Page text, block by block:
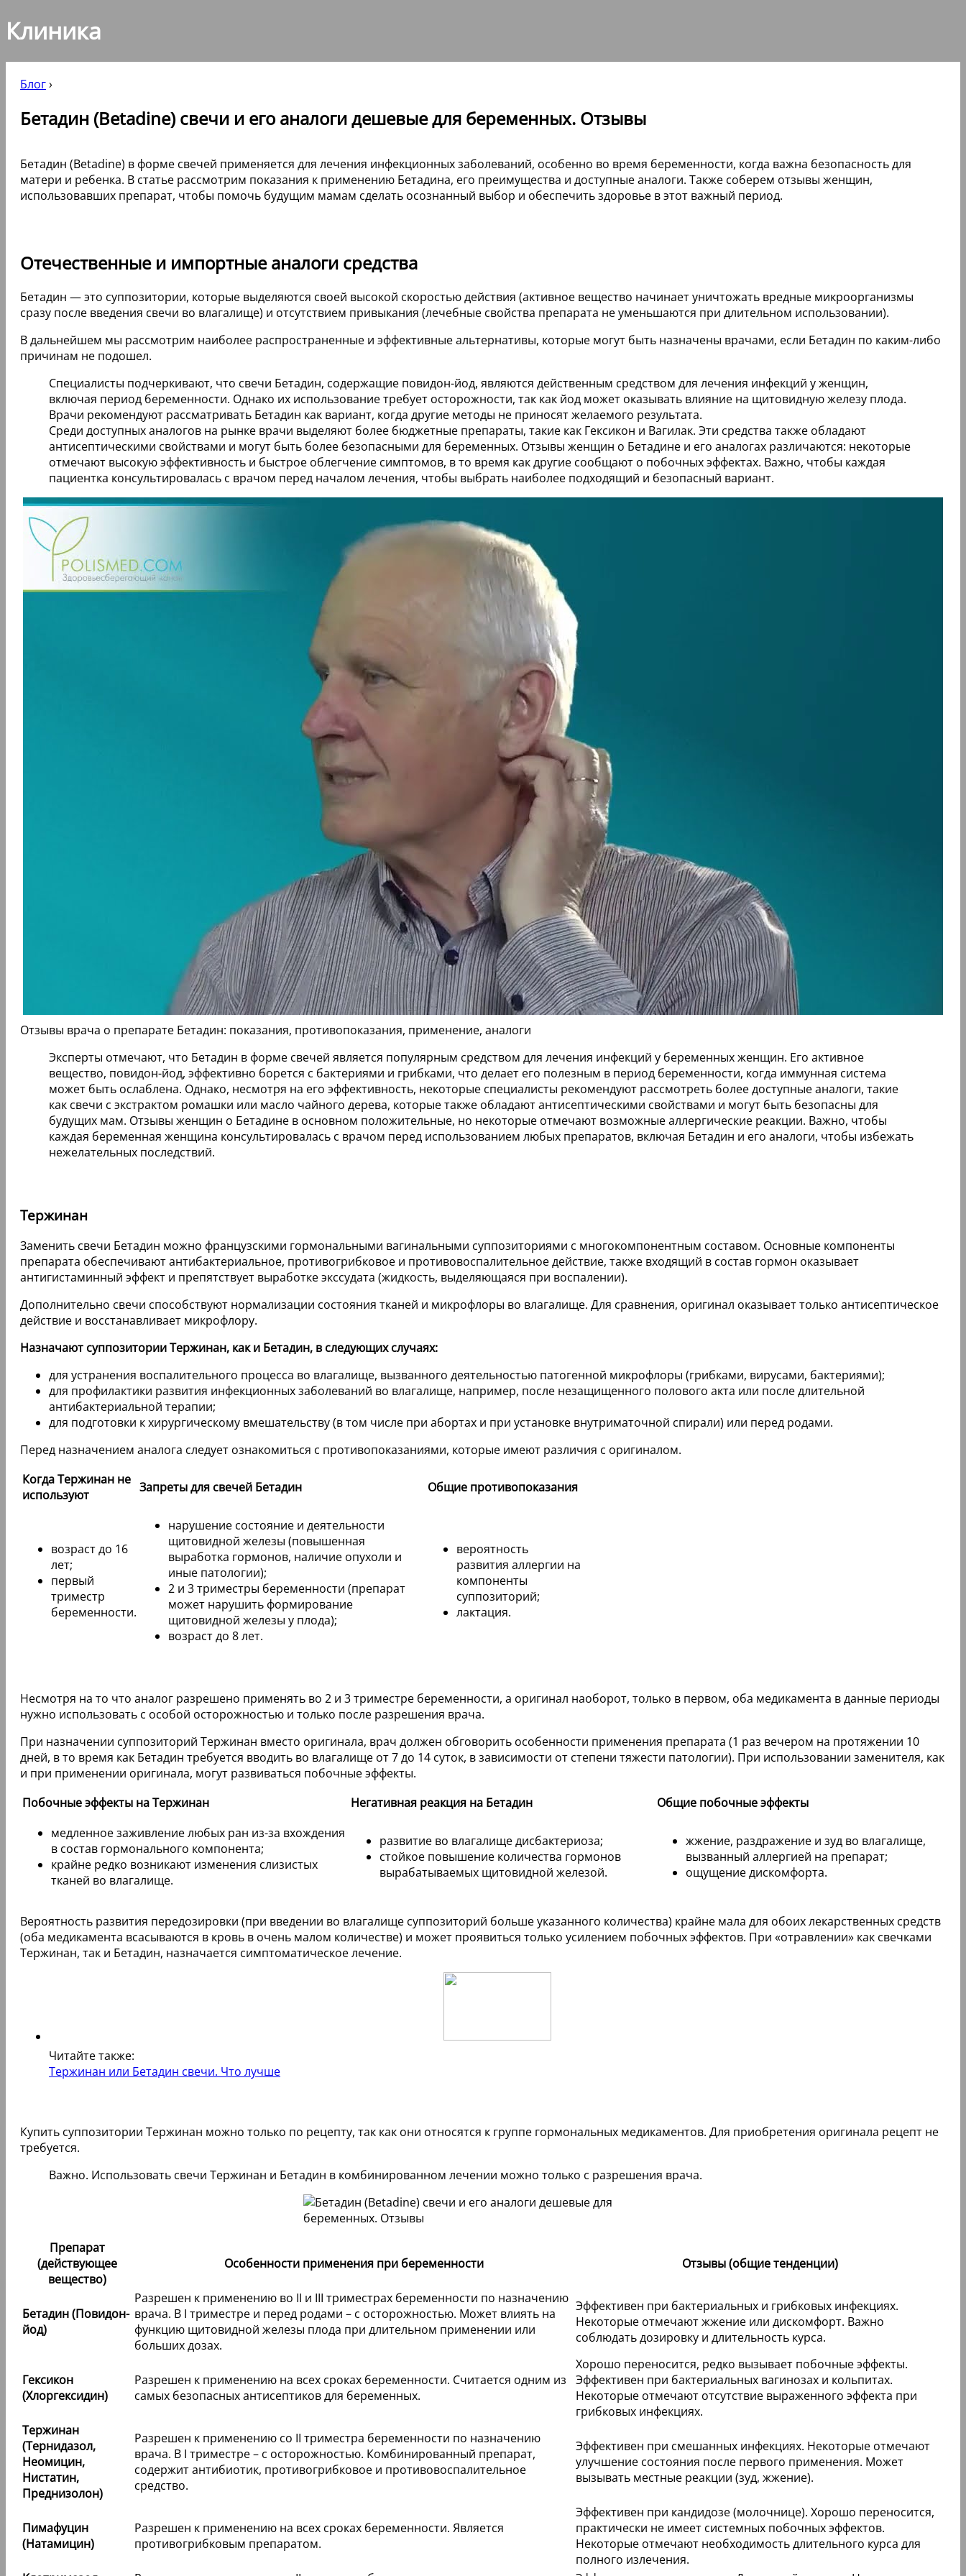
Клиника
Блог›
Бетадин (Betadine) свечи и его аналоги дешевые для беременных. Отзывы
Бетадин (Betadine) в форме свечей применяется для лечения инфекционных заболеваний, особенно во время беременности, когда важна безопасность для
матери и ребенка. В статье рассмотрим показания к применению Бетадина, его преимущества и доступные аналоги. Также соберем отзывы женщин,
использовавших препарат, чтобы помочь будущим мамам сделать осознанный выбор и обеспечить здоровье в этот важный период.
Отечественные и импортные аналоги средства
Бетадин — это суппозитории, которые выделяются своей высокой скоростью действия (активное вещество начинает уничтожать вредные микроорганизмы
сразу после введения свечи во влагалище) и отсутствием привыкания (лечебные свойства препарата не уменьшаются при длительном использовании).
В дальнейшем мы рассмотрим наиболее распространенные и эффективные альтернативы, которые могут быть назначены врачами, если Бетадин по каким-либо
причинам не подошел.
Специалисты подчеркивают, что свечи Бетадин, содержащие повидон-йод, являются действенным средством для лечения инфекций у женщин,
включая период беременности. Однако их использование требует осторожности, так как йод может оказывать влияние на щитовидную железу плода.
Врачи рекомендуют рассматривать Бетадин как вариант, когда другие методы не приносят желаемого результата.
Среди доступных аналогов на рынке врачи выделяют более бюджетные препараты, такие как Гексикон и Вагилак. Эти средства также обладают
антисептическими свойствами и могут быть более безопасными для беременных. Отзывы женщин о Бетадине и его аналогах различаются: некоторые
отмечают высокую эффективность и быстрое облегчение симптомов, в то время как другие сообщают о побочных эффектах. Важно, чтобы каждая
пациентка консультировалась с врачом перед началом лечения, чтобы выбрать наиболее подходящий и безопасный вариант.
Отзывы врача о препарате Бетадин: показания, противопоказания, применение, аналоги
Эксперты отмечают, что Бетадин в форме свечей является популярным средством для лечения инфекций у беременных женщин. Его активное
вещество, повидон-йод, эффективно борется с бактериями и грибками, что делает его полезным в период беременности, когда иммунная система
может быть ослаблена. Однако, несмотря на его эффективность, некоторые специалисты рекомендуют рассмотреть более доступные аналоги, такие
как свечи с экстрактом ромашки или масло чайного дерева, которые также обладают антисептическими свойствами и могут быть безопасны для
будущих мам. Отзывы женщин о Бетадине в основном положительные, но некоторые отмечают возможные аллергические реакции. Важно, чтобы
каждая беременная женщина консультировалась с врачом перед использованием любых препаратов, включая Бетадин и его аналоги, чтобы избежать
нежелательных последствий.
Тержинан
Заменить свечи Бетадин можно французскими гормональными вагинальными суппозиториями с многокомпонентным составом. Основные компоненты
препарата обеспечивают антибактериальное, противогрибковое и противовоспалительное действие, также входящий в состав гормон оказывает
антигистаминный эффект и препятствует выработке экссудата (жидкость, выделяющаяся при воспалении).
Дополнительно свечи способствуют нормализации состояния тканей и микрофлоры во влагалище. Для сравнения, оригинал оказывает только антисептическое
действие и восстанавливает микрофлору.
Назначают суппозитории Тержинан, как и Бетадин, в следующих случаях:
для устранения воспалительного процесса во влагалище, вызванного деятельностью патогенной микрофлоры (грибками, вирусами, бактериями);
для профилактики развития инфекционных заболеваний во влагалище, например, после незащищенного полового акта или после длительной
антибактериальной терапии;
для подготовки к хирургическому вмешательству (в том числе при абортах и при установке внутриматочной спирали) или перед родами.
Перед назначением аналога следует ознакомиться с противопоказаниями, которые имеют различия с оригиналом.
Когда Тержинан не
используют
Запреты для свечей Бетадин Общие противопоказания
возраст до 16
лет;
первый
триместр
беременности.
нарушение состояние и деятельности
щитовидной железы (повышенная
выработка гормонов, наличие опухоли и
иные патологии);
2 и 3 триместры беременности (препарат
может нарушить формирование
щитовидной железы у плода);
возраст до 8 лет.
вероятность
развития аллергии на
компоненты
суппозиторий;
лактация.
Несмотря на то что аналог разрешено применять во 2 и 3 триместре беременности, а оригинал наоборот, только в первом, оба медикамента в данные периоды
нужно использовать с особой осторожностью и только после разрешения врача.
При назначении суппозиторий Тержинан вместо оригинала, врач должен обговорить особенности применения препарата (1 раз вечером на протяжении 10
дней, в то время как Бетадин требуется вводить во влагалище от 7 до 14 суток, в зависимости от степени тяжести патологии). При использовании заменителя, как
и при применении оригинала, могут развиваться побочные эффекты.
Побочные эффекты на Тержинан
Негативная реакция на Бетадин
Общие побочные эффекты
медленное заживление любых ран из-за вхождения
в состав гормонального компонента;
крайне редко возникают изменения слизистых
тканей во влагалище.
развитие во влагалище дисбактериоза;
стойкое повышение количества гормонов
вырабатываемых щитовидной железой.
жжение, раздражение и зуд во влагалище,
вызванный аллергией на препарат;
ощущение дискомфорта.
Вероятность развития передозировки (при введении во влагалище суппозиторий больше указанного количества) крайне мала для обоих лекарственных средств
(оба медикамента всасываются в кровь в очень малом количестве) и может проявиться только усилением побочных эффектов. При «отравлении» как свечками
Тержинан, так и Бетадин, назначается симптоматическое лечение.
Читайте также:
Тержинан или Бетадин свечи. Что лучше
Купить суппозитории Тержинан можно только по рецепту, так как они относятся к группе гормональных медикаментов. Для приобретения оригинала рецепт не
требуется.
Важно. Использовать свечи Тержинан и Бетадин в комбинированном лечении можно только с разрешения врача.
Препарат
(действующее
вещество)
Особенности применения при беременности Отзывы (общие тенденции)
Бетадин (Повидон-
йод)
Разрешен к применению во II и III триместрах беременности по назначению
врача. В I триместре и перед родами – с осторожностью. Может влиять на
функцию щитовидной железы плода при длительном применении или
больших дозах.
Эффективен при бактериальных и грибковых инфекциях.
Некоторые отмечают жжение или дискомфорт. Важно
соблюдать дозировку и длительность курса.
Гексикон
(Хлоргексидин)
Разрешен к применению на всех сроках беременности. Считается одним из
самых безопасных антисептиков для беременных.
Хорошо переносится, редко вызывает побочные эффекты.
Эффективен при бактериальных вагинозах и кольпитах.
Некоторые отмечают отсутствие выраженного эффекта при
грибковых инфекциях.
Тержинан
(Тернидазол,
Неомицин,
Нистатин,
Преднизолон)
Разрешен к применению со II триместра беременности по назначению
врача. В I триместре – с осторожностью. Комбинированный препарат,
содержит антибиотик, противогрибковое и противовоспалительное
средство.
Эффективен при смешанных инфекциях. Некоторые отмечают
улучшение состояния после первого применения. Может
вызывать местные реакции (зуд, жжение).
Пимафуцин
(Натамицин)
Разрешен к применению на всех сроках беременности. Является
противогрибковым препаратом.
Эффективен при кандидозе (молочнице). Хорошо переносится,
практически не имеет системных побочных эффектов.
Некоторые отмечают необходимость длительного курса для
полного излечения.